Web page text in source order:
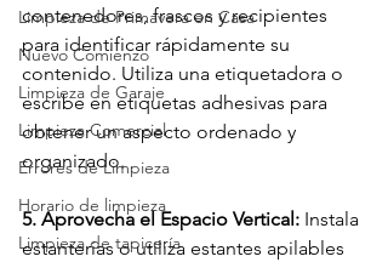
Limpieza de Primavera en Casa
Nuevo Comienzo
Limpieza de Garaje
Limpieza Comercial
Errores de Limpieza
Horario de limpieza
Limpieza de tapicería
contenedores, frascos y recipientes
para identificar rápidamente su
contenido. Utiliza una etiquetadora o
escribe en etiquetas adhesivas para
obtener un aspecto ordenado y
organizado.
5. Aprovecha el Espacio Vertical: Instala
estanterías o utiliza estantes apilables